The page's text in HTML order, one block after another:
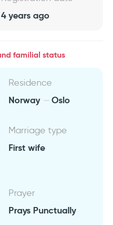
4 years ago
familial status
Residence
Norway Oslo
Marriage type
First wife
Prayer
Prays Punctually